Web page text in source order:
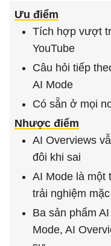
Ưu điểm
Tích hợp vượt
YouTube
Câu hỏi tiếp
AI Mode
Có sẵn ở mọi
Nhược điểm
AI Overviews
đôi khi sai
AI Mode là một
trải nghiệm
Ba sản phẩm
Mode, AI